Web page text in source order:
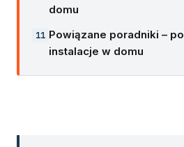
domu
Powiązane poradniki –
instalacje w domu